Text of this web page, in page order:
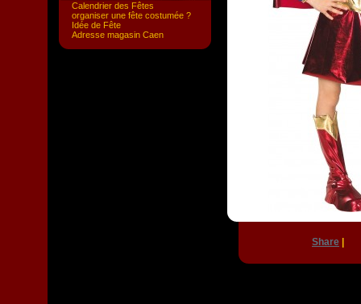
Calendrier des Fêtes
organiser une fête costumée ?
Idée de Fête
Adresse magasin Caen
Share